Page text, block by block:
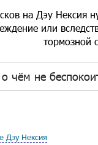
на Дэу Нексия
или
тормозной
чём не
Дэу Нексия